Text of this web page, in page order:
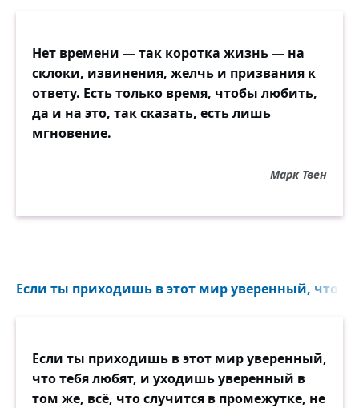
Нет времени — так коротка жизнь — на
склоки, извинения, желчь и призвания к
ответу. Есть только время, чтобы любить,
да и на это, так сказать, есть лишь
мгновение.
Марк Твен
Если ты приходишь в этот мир уверенный, что
Если ты приходишь в этот мир уверенный,
что тебя любят, и уходишь уверенный в
том же, всё, что случится в промежутке, не